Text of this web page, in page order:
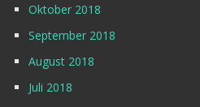
Oktober 2018
September 2018
August 2018
Juli 2018